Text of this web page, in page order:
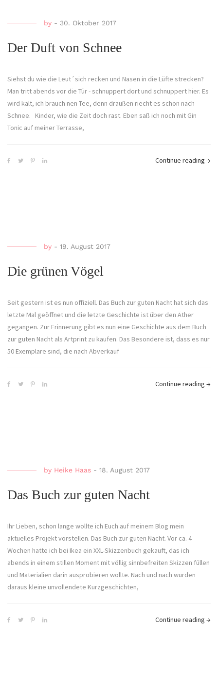
by - 30. Oktober 2017
Der Duft von Schnee
Siehst du wie die Leut´sich recken und Nasen in die Lüfte strecken?
Man tritt abends vor die Tür - schnuppert dort und schnuppert hier. Es
wird kalt, ich brauch nen Tee, denn draußen riecht es schon nach
Schnee. Kinder, wie die Zeit doch rast. Eben saß ich noch mit Gin
Tonic auf meiner Terrasse,
Continue reading →
by - 19. August 2017
Die grünen Vögel
Seit gestern ist es nun offiziell. Das Buch zur guten Nacht hat sich das
letzte Mal geöffnet und die letzte Geschichte ist über den Äther
gegangen. Zur Erinnerung gibt es nun eine Geschichte aus dem Buch
zur guten Nacht als Artprint zu kaufen. Das Besondere ist, dass es nur
50 Exemplare sind, die nach Abverkauf
Continue reading →
by Heike Haas - 18. August 2017
Das Buch zur guten Nacht
Ihr Lieben, schon lange wollte ich Euch auf meinem Blog mein
aktuelles Projekt vorstellen. Das Buch zur guten Nacht. Vor ca. 4
Wochen hatte ich bei Ikea ein XXL-Skizzenbuch gekauft, das ich
abends in einem stillen Moment mit völlig sinnbefreiten Skizzen füllen
und Materialien darin ausprobieren wollte. Nach und nach wurden
daraus kleine unvollendete Kurzgeschichten,
Continue reading →